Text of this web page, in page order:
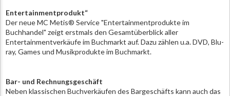
Entertainmentprodukt“
Der neue MC Metis® Service "Entertainmentprodukte im
Buchhandel" zeigt erstmals den Gesamtüberblick aller
Entertainmentverkäufe im Buchmarkt auf. Dazu zählen u.a. DVD, Blu-
ray, Games und Musikprodukte im Buchmarkt.
Bar- und Rechnungsgeschäft
Neben klassischen Buchverkäufen des Bargeschäfts kann auch das